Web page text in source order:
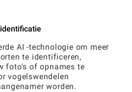
AI -technologie om meer
te identificeren,
foto's of opnames te
vogelswendelen
worden.